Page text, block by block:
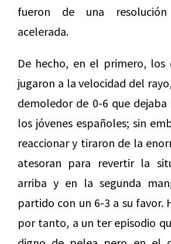
fueron de una
acelerada.
De hecho, en el primero, los
jugaron a la velocidad del
demoledor de 0-6 que
los jóvenes españoles; sin
reaccionar y tiraron de la
atesoran para revertir la
arriba y en la segunda
partido con un 6-3 a su favor.
por tanto, a un ter episodio